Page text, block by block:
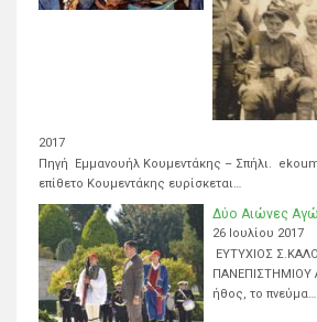
2017
Πηγή Εμμανουήλ Κουμεντάκης – Σπήλι.
επίθετο Κουμεντάκης ευρίσκεται…
Δύο Αιώνες
26 Ιουλίου 2017
ΕΥΤΥΧΙΟΣ
ΠΑΝΕΠΙΣΤΗΜΙΟΥ
ήθος, το πνεύμα…